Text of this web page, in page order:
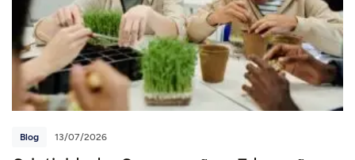
Blog 13/07/2026